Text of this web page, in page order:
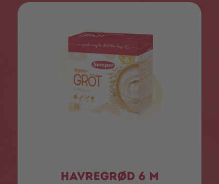
Havregrød 6 m